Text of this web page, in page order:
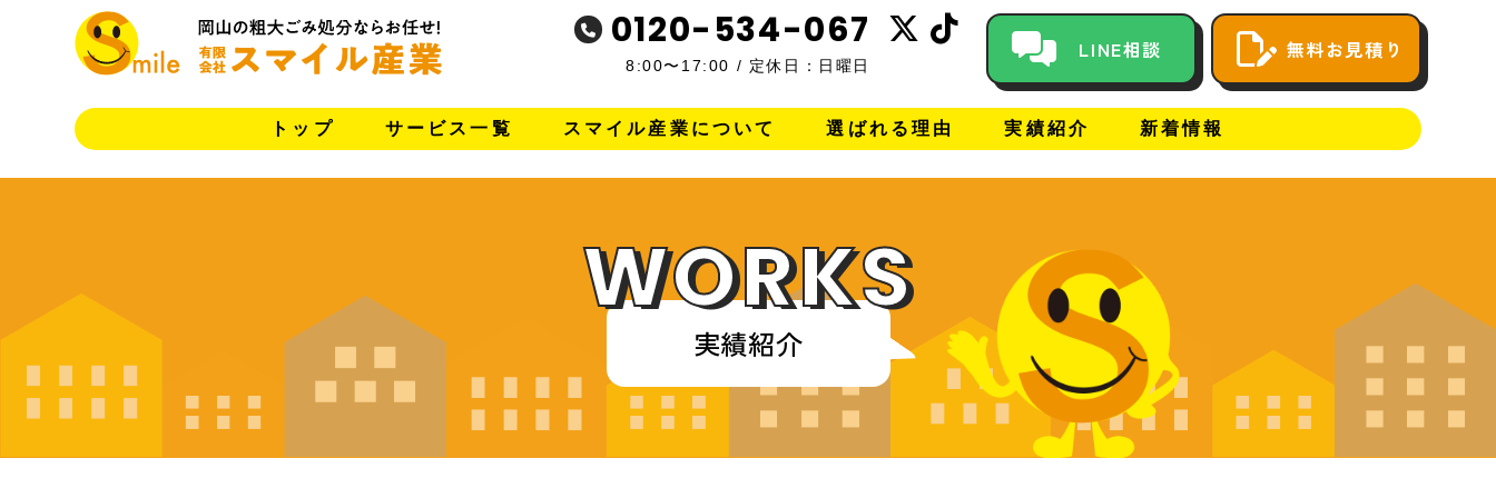
0120-534-067
8:00〜17:00 / 定休日：日曜日
LINE相談 無料お見積り
トップ サービス一覧 スマイル産業について 選ばれる理由 実績紹介 新着情報
WORKS
実績紹介